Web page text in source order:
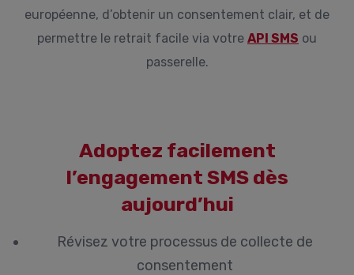
européenne, d’obtenir un consentement clair, et de
permettre le retrait facile via votre API SMS ou
passerelle.
Adoptez facilement
l’engagement SMS dès
aujourd’hui
Révisez votre processus de collecte de
consentement